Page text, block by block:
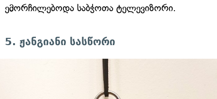
ემორჩილებოდა საბჭოთა ტელევიზორი.
5. ჟანგიანი სასწორი